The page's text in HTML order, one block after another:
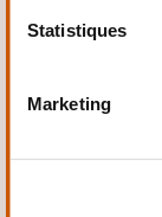
Statistiques
Marketing